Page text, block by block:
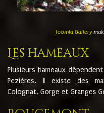
Joomla Gallery
Les hameaux
Plusieurs hameaux
Pezières. Il existe des
Colognat, Gorge et Granges